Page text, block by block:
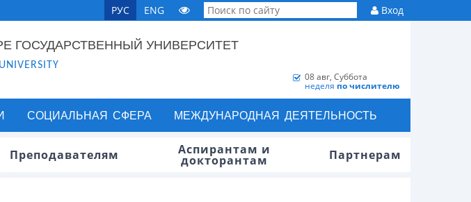
РУС ENG Вход
ГОСУДАРСТВЕННЫЙ УНИВЕРСИТЕТ
08 авг, Суббота
неделя по числителю
СОЦИАЛЬНАЯ СФЕРА МЕЖДУНАРОДНАЯ ДЕЯТЕЛЬНОСТЬ
Преподавателям Аспирантам и
докторантам Партнерам